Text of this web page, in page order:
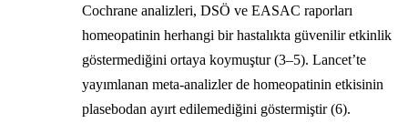
Cochrane analizleri, DSÖ ve EASAC raporları
homeopatinin herhangi bir hastalıkta güvenilir etkinlik
göstermediğini ortaya koymuştur (3–5). Lancet’te
yayımlanan meta-analizler de homeopatinin etkisinin
plasebodan ayırt edilemediğini göstermiştir (6).